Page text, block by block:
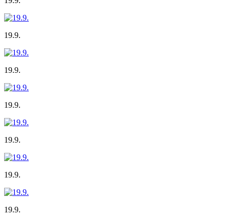
19.9.
19.9.
19.9.
19.9.
19.9.
19.9.